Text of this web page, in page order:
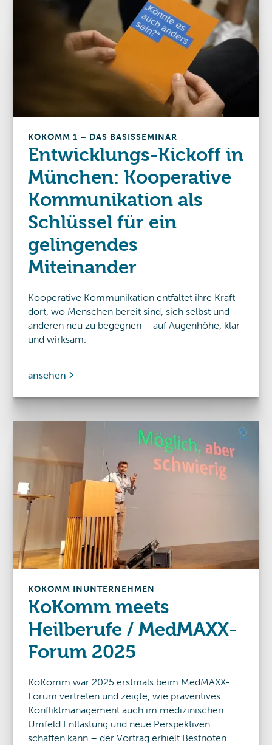
KOKOMM 1 – DAS BASISSEMINAR
Entwicklungs-Kickoff in
München: Kooperative
Kommunikation als
Schlüssel für ein
gelingendes
Miteinander
Kooperative Kommunikation entfaltet ihre Kraft
dort, wo Menschen bereit sind, sich selbst und
anderen neu zu begegnen – auf Augenhöhe, klar
und wirksam.
ansehen
KOKOMM INUNTERNEHMEN
KoKomm meets
Heilberufe / MedMAXX-
Forum 2025
KoKomm war 2025 erstmals beim MedMAXX-
Forum vertreten und zeigte, wie präventives
Konfliktmanagement auch im medizinischen
Umfeld Entlastung und neue Perspektiven
schaffen kann – der Vortrag erhielt Bestnoten.